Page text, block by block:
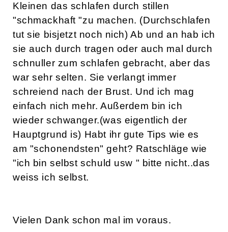
Kleinen das schlafen durch stillen
"schmackhaft "zu machen. (Durchschlafen
tut sie bisjetzt noch nich) Ab und an hab ich
sie auch durch tragen oder auch mal durch
schnuller zum schlafen gebracht, aber das
war sehr selten. Sie verlangt immer
schreiend nach der Brust. Und ich mag
einfach nich mehr. Außerdem bin ich
wieder schwanger.(was eigentlich der
Hauptgrund is) Habt ihr gute Tips wie es
am "schonendsten" geht? Ratschläge wie
"ich bin selbst schuld usw " bitte nicht..das
weiss ich selbst.
Vielen Dank schon mal im voraus.